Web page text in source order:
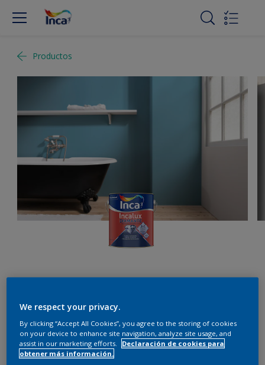
Productos
Danubio - 09BB 51/218
Cambiar de color
We respect your privacy.
By clicking “Accept All Cookies”, you agree to the storing of cookies
on your device to enhance site navigation, analyze site usage, and
assist in our marketing efforts.
Declaración de cookies para
obtener más información.